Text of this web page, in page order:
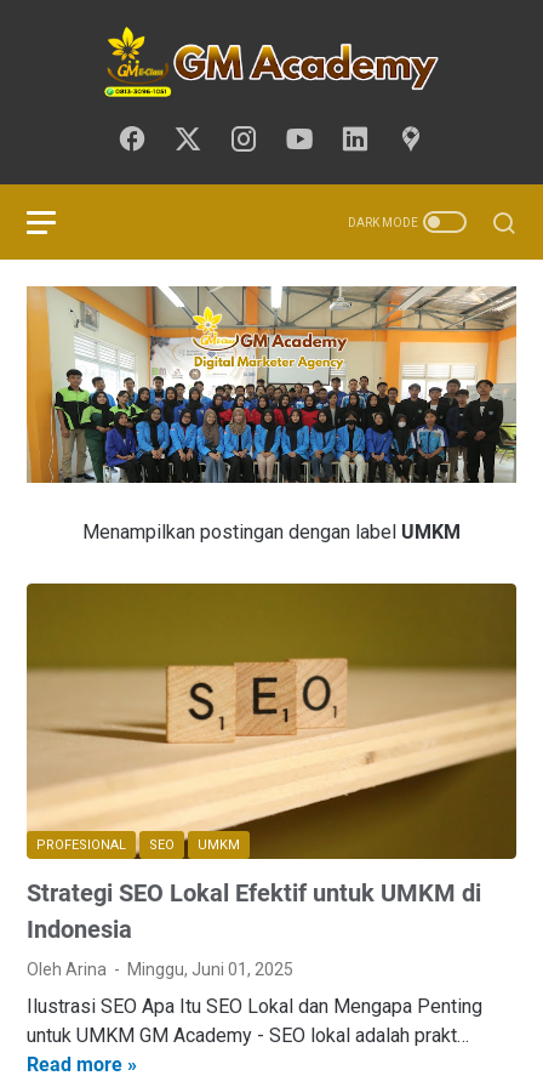
Menampilkan postingan dengan label UMKM
PROFESIONAL SEO UMKM
Strategi SEO Lokal Efektif untuk UMKM di
Indonesia
Oleh Arina Minggu, Juni 01, 2025
Ilustrasi SEO Apa Itu SEO Lokal dan Mengapa Penting
untuk UMKM GM Academy - SEO lokal adalah prakt…
Read more »